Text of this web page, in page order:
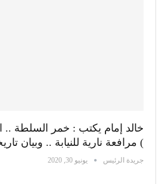
) مرافعة نارية للنيابة .. وبيان
جريدة الرئيس يونيو 30, 2020